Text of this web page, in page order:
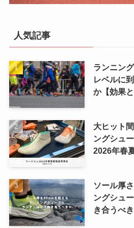
人気記事
ランニン
レベルに
か【効果と
大ヒット
ングシュ
2026年春
ソール厚
ングシュ
き合うべ